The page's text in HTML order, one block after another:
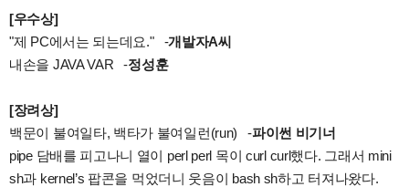
[우수상]
"제 PC에서는 되는데요." -개발자A씨
내손을 JAVA VAR -정성훈
[장려상]
백문이 불여일타, 백타가 불여일런(run) -파이썬 비기너
pipe 담배를 피고나니 열이 perl perl 목이 curl curl했다. 그래서 mini
sh과 kernel’s 팝콘을 먹었더니 웃음이 bash sh하고 터져나왔다.